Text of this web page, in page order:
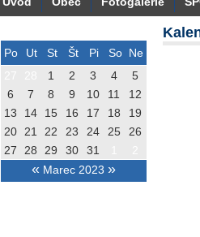
Po Ut St Št Pi So Ne
« Marec 2023 »
1 2 3 4
5
6
7 8 9 10 11
12
13
14 15 16 17 18
19
20
21 22 23 24 25
26
27
28 29 30 31